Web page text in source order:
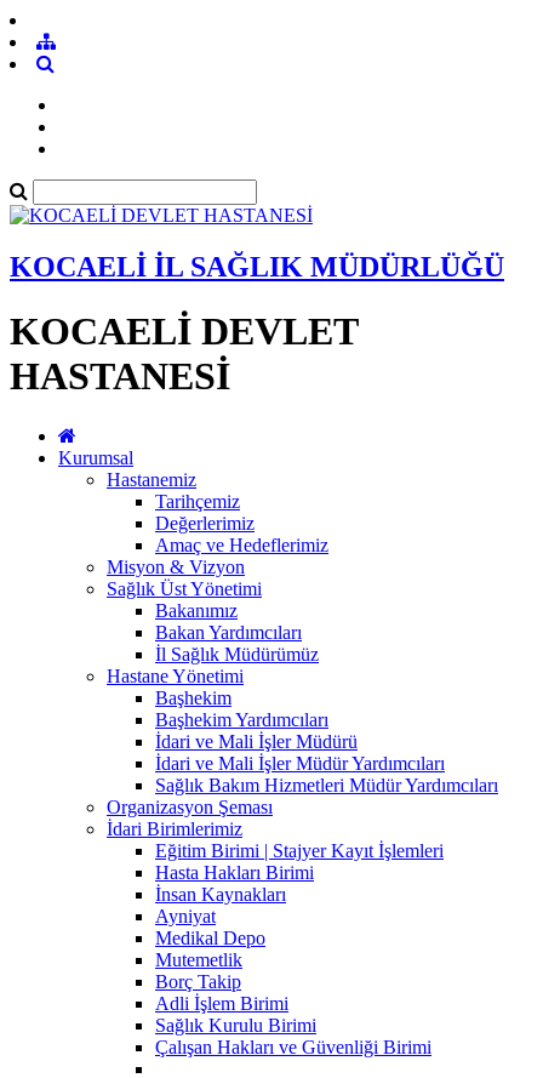
KOCAELİ İL SAĞLIK MÜDÜRLÜĞÜ
KOCAELİ DEVLET
HASTANESİ
Kurumsal
Hastanemiz
Tarihçemiz
Değerlerimiz
Amaç ve Hedeflerimiz
Misyon & Vizyon
Sağlık Üst Yönetimi
Bakanımız
Bakan Yardımcıları
İl Sağlık Müdürümüz
Hastane Yönetimi
Başhekim
Başhekim Yardımcıları
İdari ve Mali İşler Müdürü
İdari ve Mali İşler Müdür Yardımcıları
Sağlık Bakım Hizmetleri Müdür Yardımcıları
Organizasyon Şeması
İdari Birimlerimiz
Eğitim Birimi | Stajyer Kayıt İşlemleri
Hasta Hakları Birimi
İnsan Kaynakları
Ayniyat
Medikal Depo
Mutemetlik
Borç Takip
Adli İşlem Birimi
Sağlık Kurulu Birimi
Çalışan Hakları ve Güvenliği Birimi